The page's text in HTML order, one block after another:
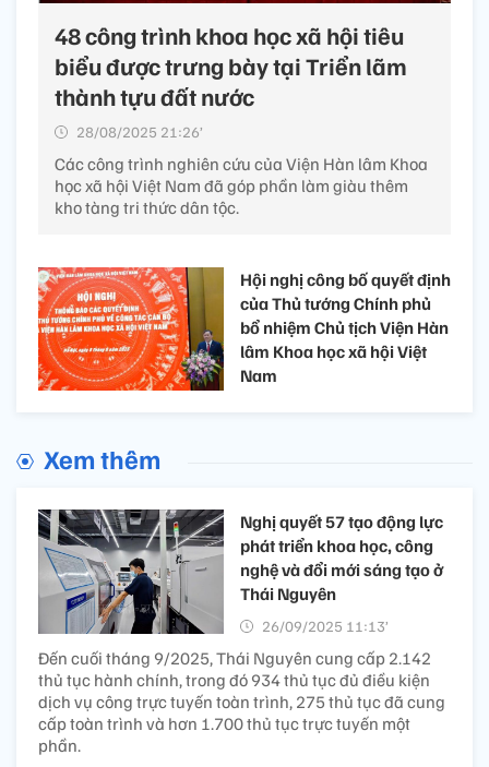
48 công trình khoa học xã hội tiêu
biểu được trưng bày tại Triển lãm
thành tựu đất nước
28/08/2025 21:26’
Các công trình nghiên cứu của Viện Hàn lâm Khoa
học xã hội Việt Nam đã góp phần làm giàu thêm
kho tàng tri thức dân tộc.
Hội nghị công bố quyết định
của Thủ tướng Chính phủ
bổ nhiệm Chủ tịch Viện Hàn
lâm Khoa học xã hội Việt
Nam
Xem thêm
Nghị quyết 57 tạo động lực
phát triển khoa học, công
nghệ và đổi mới sáng tạo ở
Thái Nguyên
26/09/2025 11:13’
Đến cuối tháng 9/2025, Thái Nguyên cung cấp 2.142
thủ tục hành chính, trong đó 934 thủ tục đủ điều kiện
dịch vụ công trực tuyến toàn trình, 275 thủ tục đã cung
cấp toàn trình và hơn 1.700 thủ tục trực tuyến một
phần.